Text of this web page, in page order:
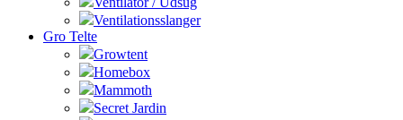
Ventilationsslanger
Gro Telte
Growtent
Homebox
Mammoth
Secret Jardin